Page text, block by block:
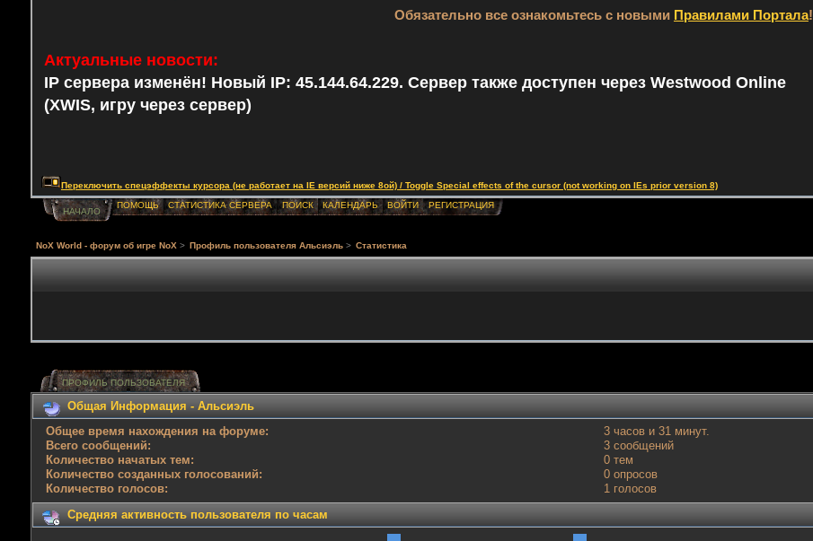
Обязательно все ознакомьтесь с новыми Правилами Портала!
Актуальные новости:
IP сервера изменён! Новый IP: 45.144.64.229. Сервер также доступен через Westwood Online
(XWIS, игру через сервер)
Переключить спецэффекты курсора (не работает на IE версий ниже 8ой) / Toggle Special effects of the cursor (not working on IEs prior version 8)
НАЧАЛО
ПОМОЩЬ СТАТИСТИКА СЕРВЕРА ПОИСК КАЛЕНДАРЬ ВОЙТИ РЕГИСТРАЦИЯ
NoX World - форум об игре NoX > Профиль пользователя Альсиэль > Статистика
ПРОФИЛЬ ПОЛЬЗОВАТЕЛЯ
Общая Информация - Альсиэль
Общее время нахождения на форуме:
3 часов и 31 минут.
Всего сообщений:
3 сообщений
Количество начатых тем:
0 тем
Количество созданных голосований:
0 опросов
Количество голосов:
1 голосов
Средняя активность пользователя по часам